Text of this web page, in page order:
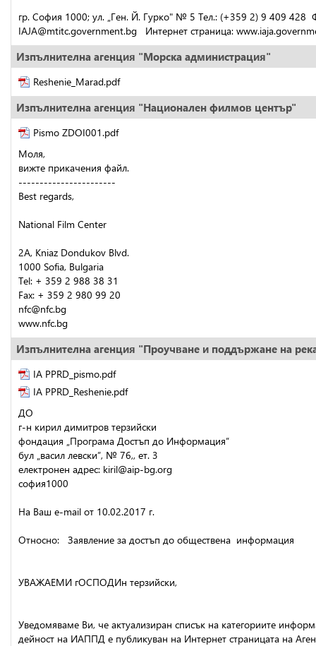
гр. София 1000; ул. „Ген. Й. Гурко" № 5 Тел.: (+359 2) 9 409 428
IAJA@mtitc.government.bg   Интернет страница:
Изпълнителна агенция "Морска администрация"
Reshenie_Marad.pdf
Изпълнителна агенция "Национален филмов център"
Pismo ZDOI001.pdf
Моля,
вижте прикачения файл.
-----------------------
Best regards,
National Film Center
2A, Kniaz Dondukov Blvd.
1000 Sofia, Bulgaria
Tel: + 359 2 988 38 31
Fax: + 359 2 980 99 20
nfc@nfc.bg
www.nfc.bg
Изпълнителна агенция "Проучване и поддържане на
IA PPRD_pismo.pdf
IA PPRD_Reshenie.pdf
ДО
г-н кирил димитров терзийски
фондация „Програма Достъп до Информация”
бул „васил левски”, № 76,, ет. 3
електронен адрес: kiril@aip-bg.org
софия1000
На Ваш е-mail от 10.02.2017 г.
Относно:   Заявление за достъп до обществена  информация
УВАЖАЕМИ гОСПОДИн терзийски,
Уведомяваме Ви, че актуализиран списък на категориите
дейност на ИАППД е публикуван на Интернет страницата на